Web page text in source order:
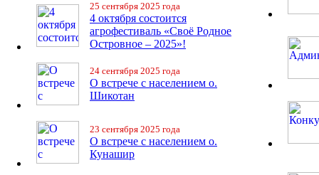
25 сентября 2025 года
4 октября состоится
агрофестиваль «Своё Родное
Островное – 2025»!
24 сентября 2025 года
О встрече с населением о.
Шикотан
23 сентября 2025 года
О встрече с населением о.
Кунашир